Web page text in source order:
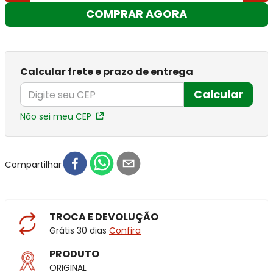
COMPRAR AGORA
Calcular frete e prazo de entrega
Calcular
Não sei meu CEP
Compartilhar
TROCA E DEVOLUÇÃO
Grátis 30 dias Confira
PRODUTO
ORIGINAL